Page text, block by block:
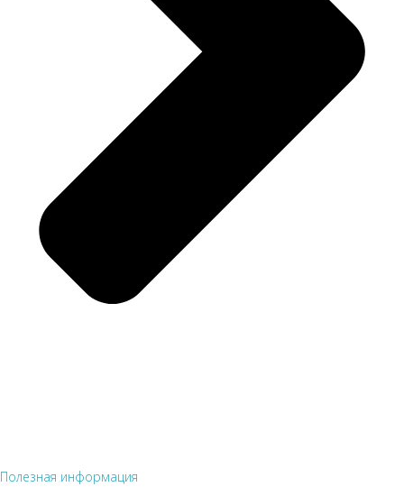
Полезная информация